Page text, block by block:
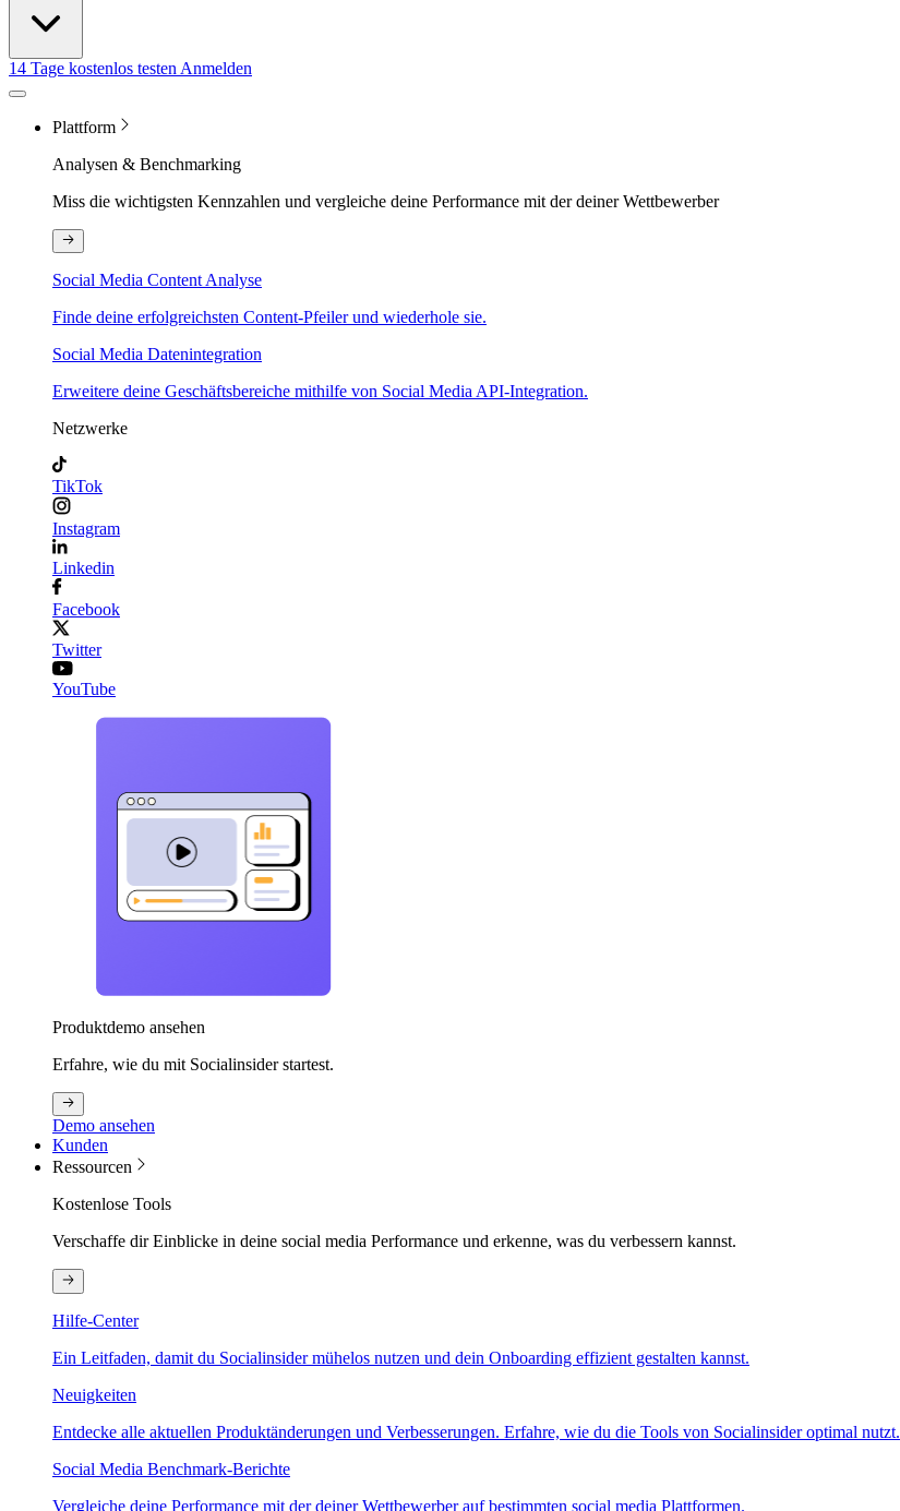
14 Tage kostenlos testen Anmelden
Plattform
Analysen & Benchmarking
Miss die wichtigsten Kennzahlen und vergleiche deine Performance mit der deiner Wettbewerber
Social Media Content Analyse
Finde deine erfolgreichsten Content-Pfeiler und wiederhole sie.
Social Media Datenintegration
Erweitere deine Geschäftsbereiche mithilfe von Social Media API-Integration.
Netzwerke
TikTok
Instagram
Linkedin
Facebook
Twitter
YouTube
Produktdemo ansehen
Erfahre, wie du mit Socialinsider startest.
Demo ansehen
Kunden
Ressourcen
Kostenlose Tools
Verschaffe dir Einblicke in deine social media Performance und erkenne, was du verbessern kannst.
Hilfe-Center
Ein Leitfaden, damit du Socialinsider mühelos nutzen und dein Onboarding effizient gestalten kannst.
Neuigkeiten
Entdecke alle aktuellen Produktänderungen und Verbesserungen. Erfahre, wie du die Tools von Socialinsider optimal nutzt.
Social Media Benchmark-Berichte
Vergleiche deine Performance mit der deiner Wettbewerber auf bestimmten social media Plattformen.